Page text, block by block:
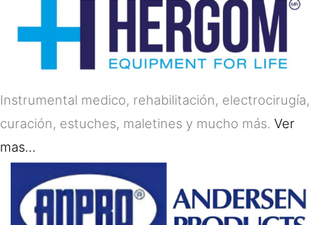
Instrumental medico, rehabilitación, electrocirugía,
curación, estuches, maletines y mucho más. Ver
mas…